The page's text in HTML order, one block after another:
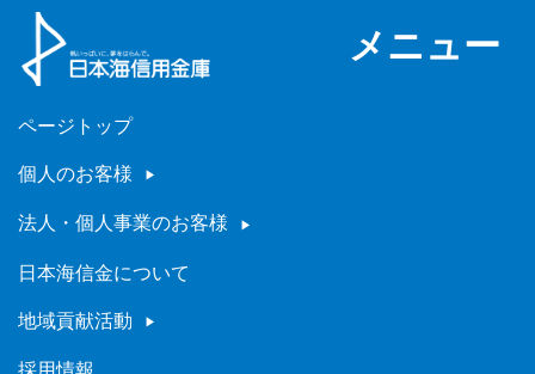
メニュー
ページトップ
個人のお客様
法人・個人事業のお客様
日本海信金について
地域貢献活動
採用情報